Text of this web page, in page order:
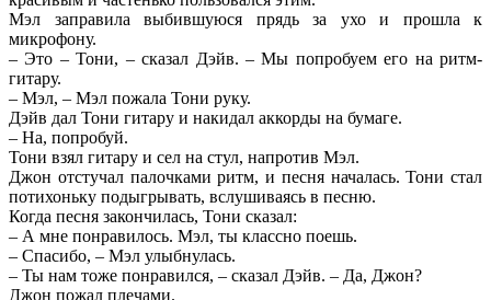
Мэл заправила выбившуюся прядь за ухо и прошла к
микрофону.
– Это – Тони, – сказал Дэйв. – Мы попробуем его на ритм-
гитару.
– Мэл, – Мэл пожала Тони руку.
Дэйв дал Тони гитару и накидал аккорды на бумаге.
– На, попробуй.
Тони взял гитару и сел на стул, напротив Мэл.
Джон отстучал палочками ритм, и песня началась. Тони стал
потихоньку подыгрывать, вслушиваясь в песню.
Когда песня закончилась, Тони сказал:
– А мне понравилось. Мэл, ты классно поешь.
– Спасибо, – Мэл улыбнулась.
– Ты нам тоже понравился, – сказал Дэйв. – Да, Джон?
Джон пожал плечами.